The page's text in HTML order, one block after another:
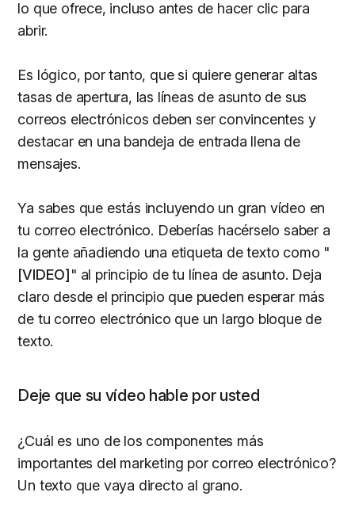
lo que ofrece, incluso antes de hacer clic para
abrir.
Es lógico, por tanto, que si quiere generar altas
tasas de apertura, las líneas de asunto de sus
correos electrónicos deben ser convincentes y
destacar en una bandeja de entrada llena de
mensajes.
Ya sabes que estás incluyendo un gran vídeo en
tu correo electrónico. Deberías hacérselo saber a
la gente añadiendo una etiqueta de texto como "
[VIDEO]" al principio de tu línea de asunto. Deja
claro desde el principio que pueden esperar más
de tu correo electrónico que un largo bloque de
texto.
Deje que su vídeo hable por usted
¿Cuál es uno de los componentes más
importantes del marketing por correo electrónico?
Un texto que vaya directo al grano.